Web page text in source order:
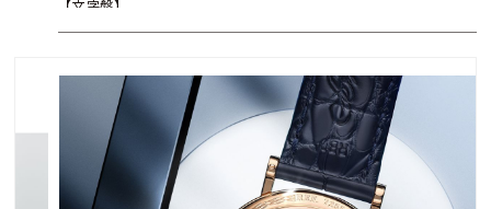
【文字盤】
グラン・フー エナメル アベンチュリン
ブルーPVDとサテン仕上げの18Kブレゲゴールド製チャプターリン
ブレゲ数字、
先端に穴が開いたモチーフを配した18Kブレゲゴールド製ブレゲ針
18Kブレゲゴールドによるアプライドの「Breguet」と
「Tourbillon」の文字